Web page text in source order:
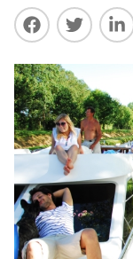
Partager sur
Partager